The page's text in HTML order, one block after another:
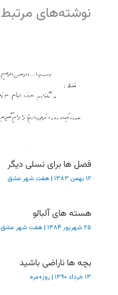
نوشته‌های مرتبط
فصل ها برای نسلی دیگر
۱۲ بهمن ۱۳۸۳ | هفت شهر عشق
هسته های آلبالو
۲۵ شهریور ۱۳۸۴ | هفت شهر عشق
بچه ها ناراضی باشید
۱۳ خرداد ۱۳۹۰ | روز+مره